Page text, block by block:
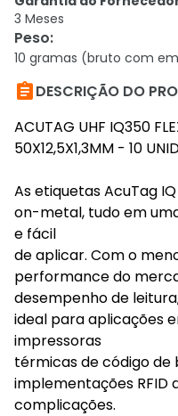
3 Meses
Peso:
10 gramas (bruto com
DESCRIÇÃO DO
ACUTAG UHF IQ350
50X12,5X1,3MM - 10
As etiquetas AcuTag
on-metal, tudo em
e fácil
de aplicar. Com o
performance do
desempenho de
ideal para aplicações
impressoras
térmicas de código
implementações RFID
complicações.